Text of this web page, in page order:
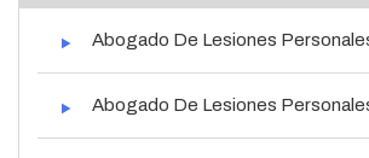
Abogado De Lesiones
Abogado De Lesiones